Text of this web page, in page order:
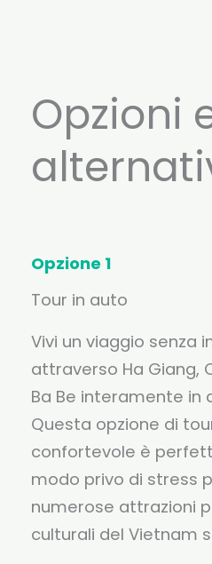
Opzioni
Opzione 1
Tour in auto
Vivi un viaggio senza
attraverso Ha Giang,
Ba Be interamente in
Questa opzione di
confortevole è
modo privo di stress
numerose attrazioni
culturali del Vietnam